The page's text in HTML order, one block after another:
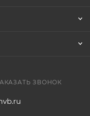
ЗВОНОК